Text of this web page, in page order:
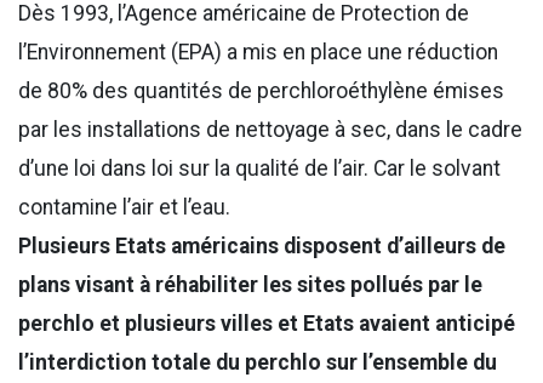
Dès 1993, l’Agence américaine de Protection de
l’Environnement (EPA) a mis en place une réduction
de 80% des quantités de perchloroéthylène émises
par les installations de nettoyage à sec, dans le cadre
d’une loi dans loi sur la qualité de l’air. Car le solvant
contamine l’air et l’eau.
Plusieurs Etats américains disposent d’ailleurs de
plans visant à réhabiliter les sites pollués par le
perchlo et plusieurs villes et Etats avaient anticipé
l’interdiction totale du perchlo sur l’ensemble du